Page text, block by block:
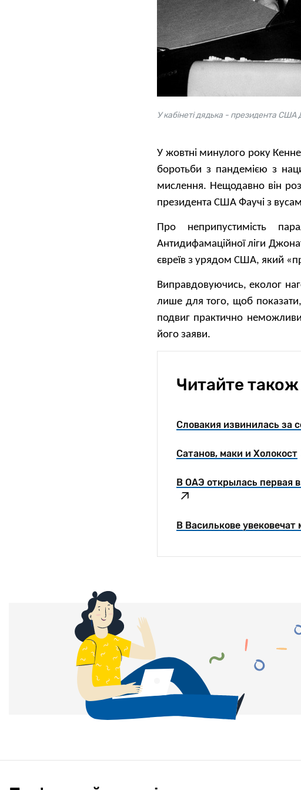
У кабінеті дядька - президента США
У жовтні минулого року
боротьби з пандемією з
мислення. Нещодавно він
президента США Фаучі з
Про неприпустимість
Антидифамаційної ліги
євреїв з урядом США, який
Виправдовуючись, еколог
лише для того, щоб показати,
подвиг практично
його заяви.
Читайте також
Словакия извинилась за
Сатанов, маки и Холокост
В ОАЭ открылась первая
В Василькове увековечат